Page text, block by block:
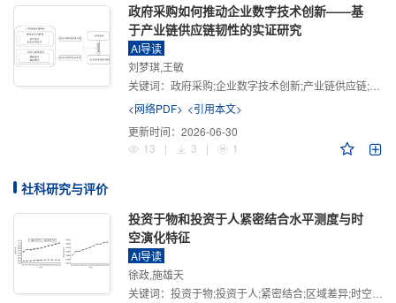
政府采购如何推动企业数字技术创新——基
于产业链供应链韧性的实证研究
AI导读
刘梦琪,王敏
关键词： 政府采购;企业数字技术创新;产业链供应链;产业链供应链韧性;需求侧财政政策
<网络PDF> <引用本文>
更新时间： 2026-06-30
13
| 3 | 1
社科研究与评价
投资于物和投资于人紧密结合水平测度与时
空演化特征
AI导读
徐政,施雄天
关键词： 投资于物;投资于人;紧密结合;区域差异;时空演化